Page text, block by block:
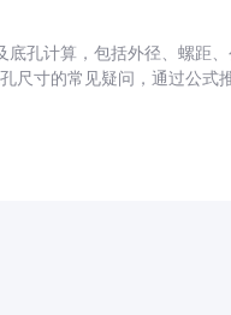
底孔计算，包括外径、螺距
尺寸的常见疑问，通过公